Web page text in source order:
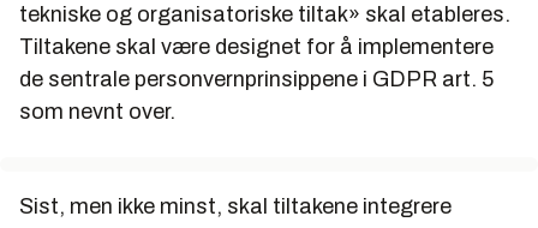
tekniske og organisatoriske tiltak» skal etableres.
Tiltakene skal være designet for å implementere
de sentrale personvernprinsippene i GDPR art. 5
som nevnt over.
Sist, men ikke minst, skal tiltakene integrere